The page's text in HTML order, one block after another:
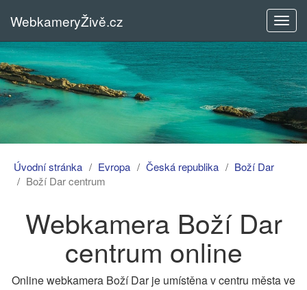
menu
WebkameryŽivě.cz
Úvodní stránka Evropa Česká republika
Boží Dar
Boží Dar centrum
Webkamera Boží Dar
centrum online
Online webkamera Boží Dar je umístěna v centru města ve